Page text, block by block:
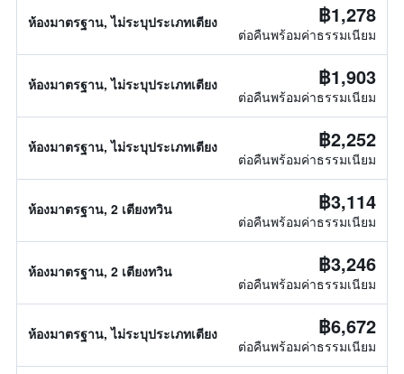
ห้องมาตรฐาน, ไม่ระบุประเภทเตียง ฿1,278
ต่อคืนพร้อมค่าธรรมเนียม
ห้องมาตรฐาน, ไม่ระบุประเภทเตียง ฿1,903
ต่อคืนพร้อมค่าธรรมเนียม
ห้องมาตรฐาน, ไม่ระบุประเภทเตียง ฿2,252
ต่อคืนพร้อมค่าธรรมเนียม
ห้องมาตรฐาน, 2 เตียงทวิน ฿3,114
ต่อคืนพร้อมค่าธรรมเนียม
ห้องมาตรฐาน, 2 เตียงทวิน ฿3,246
ต่อคืนพร้อมค่าธรรมเนียม
ห้องมาตรฐาน, ไม่ระบุประเภทเตียง ฿6,672
ต่อคืนพร้อมค่าธรรมเนียม